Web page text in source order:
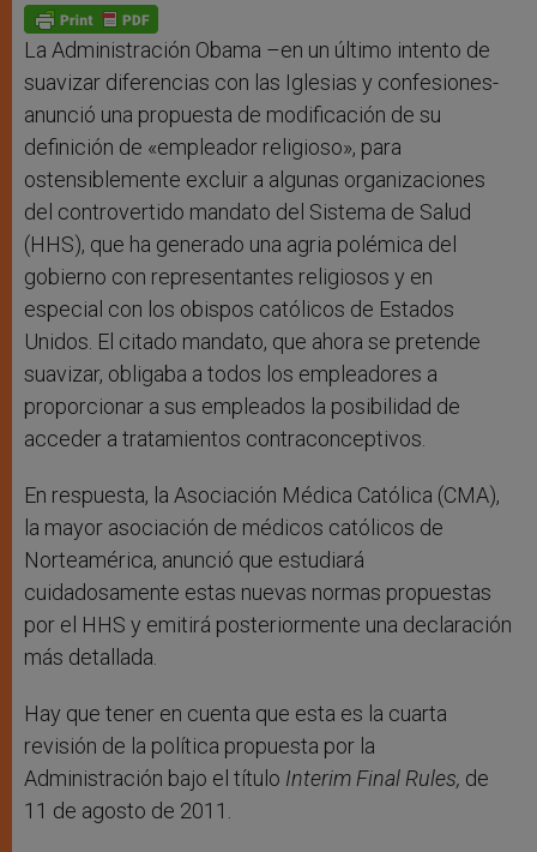
p
p
g
e
r
o
k
La Administración Obama –en un último intento de
suavizar diferencias con las Iglesias y confesiones-
anunció una propuesta de modificación de su
definición de «empleador religioso», para
ostensiblemente excluir a algunas organizaciones
del controvertido mandato del Sistema de Salud
(HHS), que ha generado una agria polémica del
gobierno con representantes religiosos y en
especial con los obispos católicos de Estados
Unidos. El citado mandato, que ahora se pretende
suavizar, obligaba a todos los empleadores a
proporcionar a sus empleados la posibilidad de
acceder a tratamientos contraconceptivos.
En respuesta, la Asociación Médica Católica (CMA),
la mayor asociación de médicos católicos de
Norteamérica, anunció que estudiará
cuidadosamente estas nuevas normas propuestas
por el HHS y emitirá posteriormente una declaración
más detallada.
Hay que tener en cuenta que esta es la cuarta
revisión de la política propuesta por la
Administración bajo el título Interim Final Rules, de
11 de agosto de 2011.